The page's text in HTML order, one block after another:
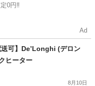
0円‼️
Ad
送可】De’Longhi (デロン
ヒーター
8月10日